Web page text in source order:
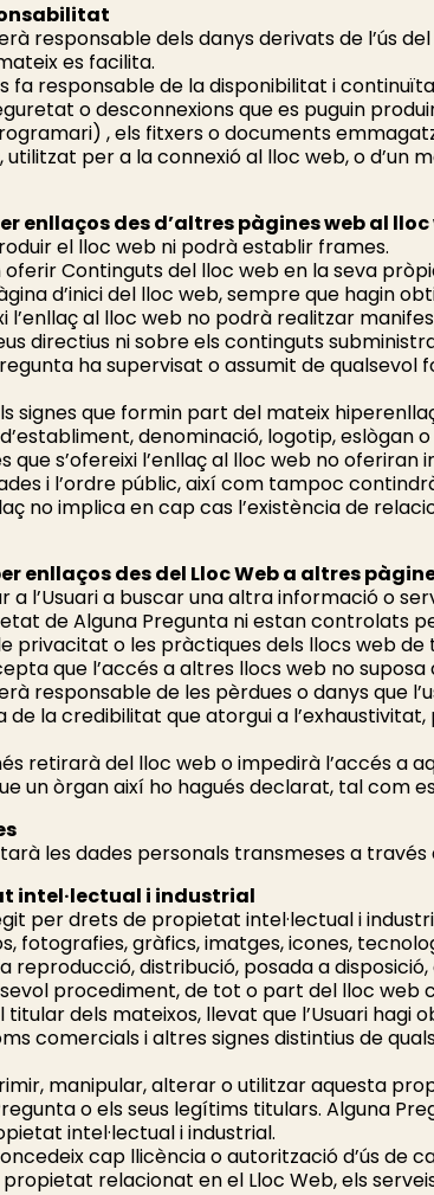
responsable dels danys derivats de l’ús
es facilita.
fa responsable de la disponibilitat i
o desconnexions que es puguin
, els fitxers o documents
utilitzat per a la connexió al lloc web, o
enllaços des d’altres pàgines web al lloc
el lloc web ni podrà establir frames.
oferir Continguts del lloc web en la seva
d’inici del lloc web, sempre que hagin
l’enllaç al lloc web no podrà realitzar
directius ni sobre els continguts
ha supervisat o assumit de
signes que formin part del mateix
denominació, logotip, eslògan
que s’ofereixi l’enllaç al lloc web no
i l’ordre públic, així com tampoc
no implica en cap cas l’existència de
enllaços des del Lloc Web a altres
a l’Usuari a buscar una altra informació o
de Alguna Pregunta ni estan controlats
privacitat o les pràctiques dels llocs web
que l’accés a altres llocs web no
responsable de les pèrdues o danys que
de la credibilitat que atorgui a
retirarà del lloc web o impedirà l’accés a
un òrgan així ho hagués declarat, tal com
les dades personals transmeses a través
intel·lectual i industrial
per drets de propietat intel·lectual i
fotografies, gràfics, imatges, icones,
reproducció, distribució, posada a
procediment, de tot o part del lloc
titular dels mateixos, llevat que l’Usuari hagi
comercials i altres signes distintius de
manipular, alterar o utilitzar aquesta
o els seus legítims titulars. Alguna
intel·lectual i industrial.
cap llicència o autorització d’ús de
relacionat en el Lloc Web, els